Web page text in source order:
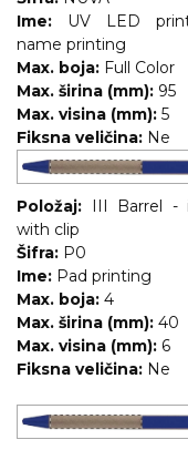
Ime:
UV LED
name printing
Max. boja: Full Color
Max. širina (mm): 95
Max. visina (mm): 5
Fiksna veličina: Ne
Položaj:
III Barrel -
with clip
Šifra: P0
Ime: Pad printing
Max. boja: 4
Max. širina (mm): 40
Max. visina (mm): 6
Fiksna veličina: Ne